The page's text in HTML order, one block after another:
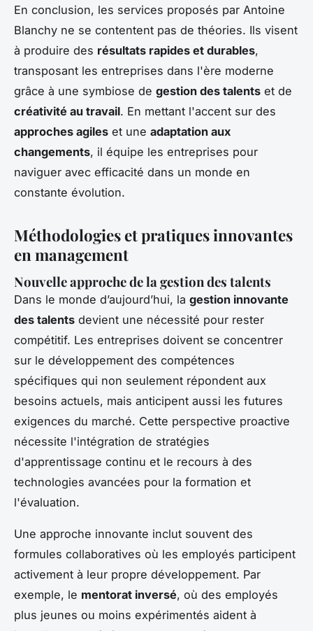
En conclusion, les services proposés par Antoine
Blanchy ne se contentent pas de théories. Ils visent
à produire des résultats rapides et durables,
transposant les entreprises dans l'ère moderne
grâce à une symbiose de gestion des talents et de
créativité au travail. En mettant l'accent sur des
approches agiles et une adaptation aux
changements, il équipe les entreprises pour
naviguer avec efficacité dans un monde en
constante évolution.
Méthodologies et pratiques innovantes
en management
Nouvelle approche de la gestion des talents
Dans le monde d’aujourd’hui, la gestion innovante
des talents devient une nécessité pour rester
compétitif. Les entreprises doivent se concentrer
sur le développement des compétences
spécifiques qui non seulement répondent aux
besoins actuels, mais anticipent aussi les futures
exigences du marché. Cette perspective proactive
nécessite l'intégration de stratégies
d'apprentissage continu et le recours à des
technologies avancées pour la formation et
l'évaluation.
Une approche innovante inclut souvent des
formules collaboratives où les employés participent
activement à leur propre développement. Par
exemple, le mentorat inversé, où des employés
plus jeunes ou moins expérimentés aident à